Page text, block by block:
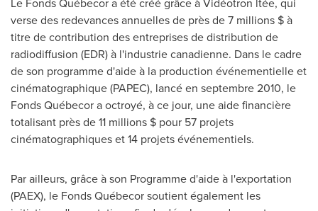
verse des redevances annuelles de près de 7 millions $ à
titre de contribution des entreprises de distribution de
radiodiffusion (EDR) à l'industrie canadienne. Dans le cadre
de son programme d'aide à la production événementielle et
cinématographique (PAPEC), lancé en septembre 2010, le
Fonds Québecor a octroyé, à ce jour, une aide financière
totalisant près de 11 millions $ pour 57 projets
cinématographiques et 14 projets événementiels.
Par ailleurs, grâce à son Programme d'aide à l'exportation
(PAEX), le Fonds Québecor soutient également les